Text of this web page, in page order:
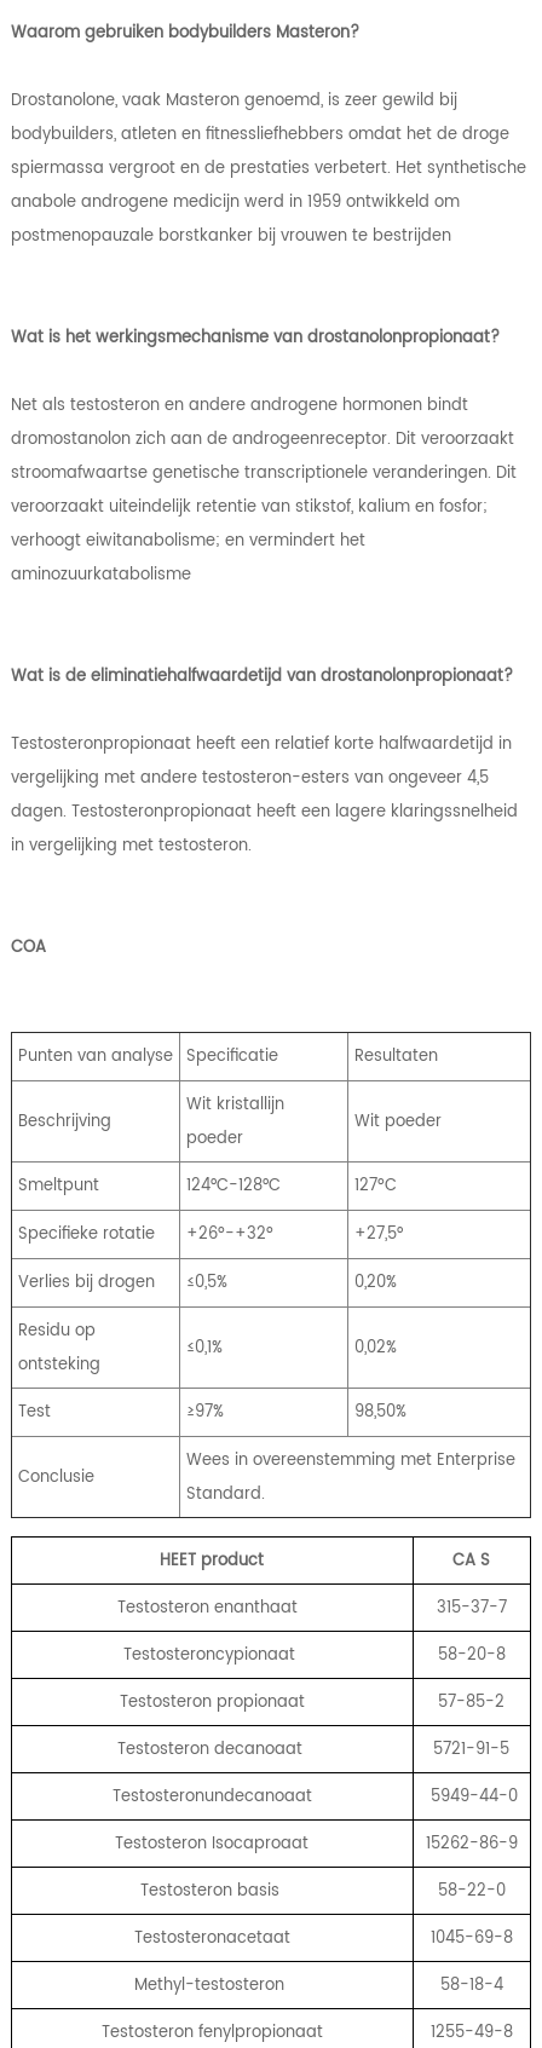
Waarom gebruiken bodybuilders Masteron?
Drostanolone, vaak Masteron genoemd, is zeer gewild bij
bodybuilders, atleten en fitnessliefhebbers omdat het de droge
spiermassa vergroot en de prestaties verbetert. Het synthetische
anabole androgene medicijn werd in 1959 ontwikkeld om
postmenopauzale borstkanker bij vrouwen te bestrijden
Wat is het werkingsmechanisme van drostanolonpropionaat?
Net als testosteron en andere androgene hormonen bindt
dromostanolon zich aan de androgeenreceptor. Dit veroorzaakt
stroomafwaartse genetische transcriptionele veranderingen. Dit
veroorzaakt uiteindelijk retentie van stikstof, kalium en fosfor;
verhoogt eiwitanabolisme; en vermindert het
aminozuurkatabolisme
Wat is de eliminatiehalfwaardetijd van drostanolonpropionaat?
Testosteronpropionaat heeft een relatief korte halfwaardetijd in
vergelijking met andere testosteron-esters van ongeveer 4,5
dagen. Testosteronpropionaat heeft een lagere klaringssnelheid
in vergelijking met testosteron.
COA
Punten van analyse Specificatie Resultaten
Beschrijving
Wit kristallijn
poeder
Wit poeder
Smeltpunt 124°C-128°C
127ºC
Specifieke rotatie
+26º-+32º
+27,5°
Verlies bij drogen
≤0,5%
0,20%
Residu op
ontsteking
≤0,1% 0,02%
Test ≥97% 98,50%
Conclusie
Wees in overeenstemming met Enterprise
Standard.
HEET product CAS
Testosteron enanthaat
315-37-7
Testosteroncypionaat
58-20-8
Testosteron propionaat
57-85-2
Testosteron decanoaat
5721-91-5
Testosteronundecanoaat
5949-44-0
Testosteron Isocaproaat
15262-86-9
Testosteron basis
58-22-0
Testosteronacetaat
1045-69-8
Methyl-testosteron
58-18-4
Testosteron fenylpropionaat
1255-49-8